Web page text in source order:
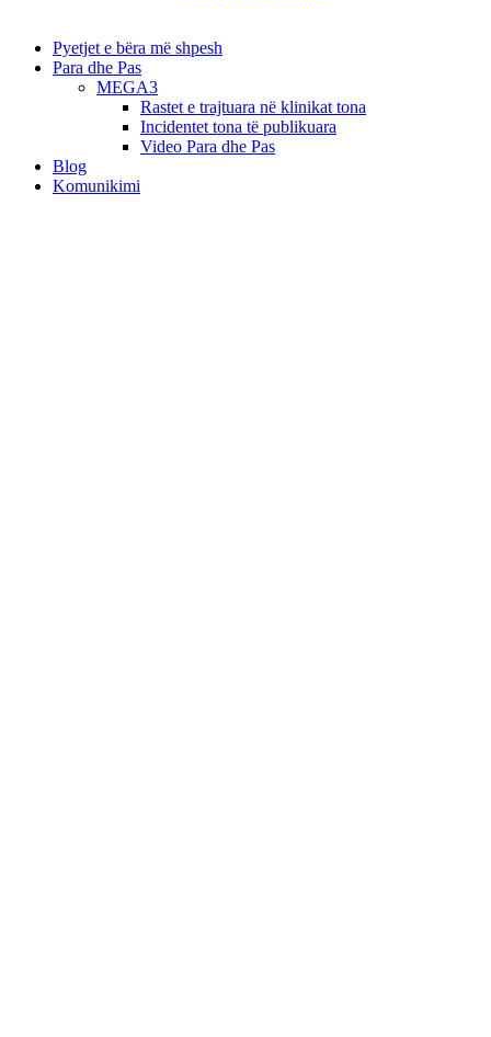
Pyetjet e bëra më shpesh
Para dhe Pas
MEGA3
Rastet e trajtuara në klinikat tona
Incidentet tona të publikuara
Video Para dhe Pas
Blog
Komunikimi